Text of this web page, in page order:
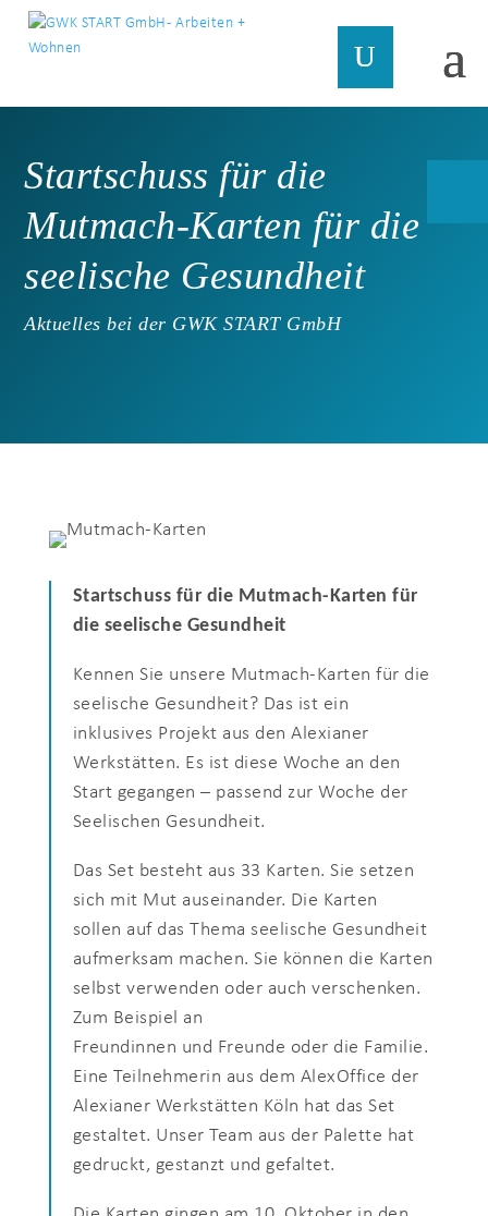
Startschuss für die
Mutmach-Karten für die
seelische Gesundheit
Aktuelles bei der GWK START GmbH
Startschuss für die Mutmach-Karten für
die seelische Gesundheit
Kennen Sie unsere Mutmach-Karten für die
seelische Gesundheit? Das ist ein
inklusives Projekt aus den Alexianer
Werkstätten. Es ist diese Woche an den
Start gegangen – passend zur Woche der
Seelischen Gesundheit.
Das Set besteht aus 33 Karten. Sie setzen
sich mit Mut auseinander. Die Karten
sollen auf das Thema seelische Gesundheit
aufmerksam machen. Sie können die Karten
selbst verwenden oder auch verschenken.
Zum Beispiel an
Freundinnen und Freunde oder die Familie.
Eine Teilnehmerin aus dem AlexOffice der
Alexianer Werkstätten Köln hat das Set
gestaltet. Unser Team aus der Palette hat
gedruckt, gestanzt und gefaltet.